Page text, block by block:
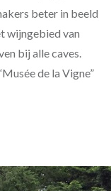
beter in beeld
wijngebied van
bij alle caves.
de la Vigne”